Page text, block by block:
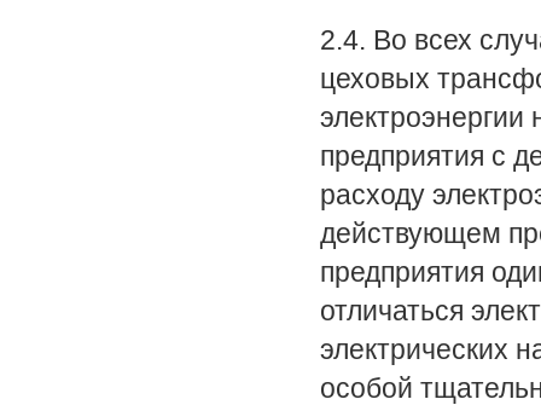
2.4. Во всех
цеховых
электроэнергии
предприятия с
расходу
действующем
предприятия
отличаться
электрических
особой